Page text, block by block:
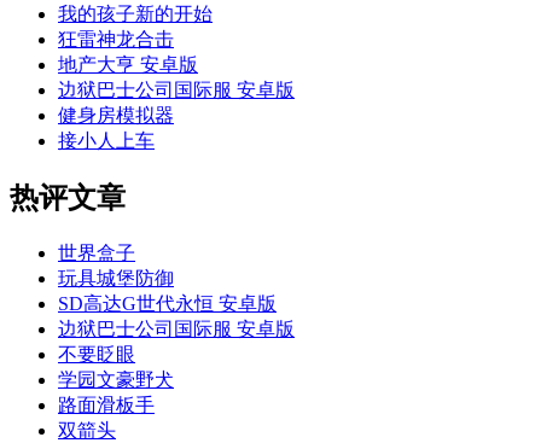
我的孩子新的开始
狂雷神龙合击
地产大亨 安卓版
边狱巴士公司国际服 安卓版
健身房模拟器
接小人上车
热评文章
世界盒子
玩具城堡防御
SD高达G世代永恒 安卓版
边狱巴士公司国际服 安卓版
不要眨眼
学园文豪野犬
路面滑板手
双箭头